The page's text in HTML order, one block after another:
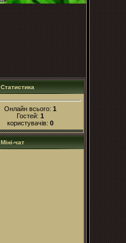
Статистика
Онлайн всього: 1
Гостей: 1
користувачів: 0
Міні-чат